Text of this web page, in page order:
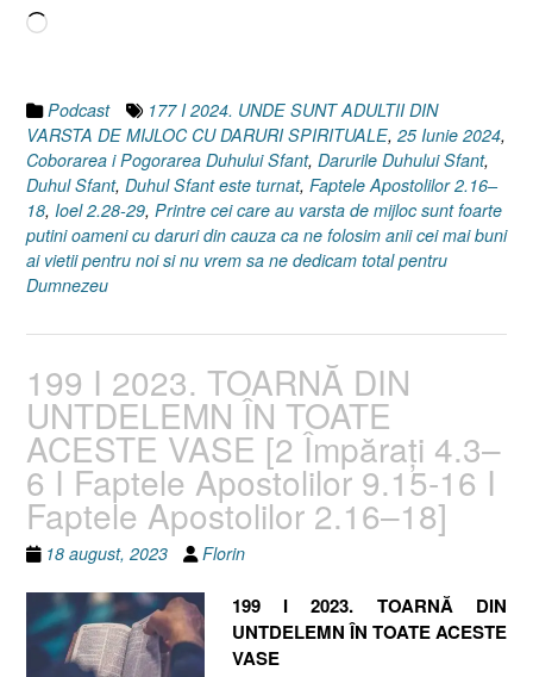
29]
25
Iunie
2024”
Încarc...
Podcast
177 I 2024. UNDE SUNT ADULTII DIN
VARSTA DE MIJLOC CU DARURI SPIRITUALE, 25 Iunie 2024,
Coborarea i Pogorarea Duhului Sfant, Darurile Duhului Sfant,
Duhul Sfant, Duhul Sfant este turnat, Faptele Apostolilor 2.16–
18, Ioel 2.28-29, Printre cei care au varsta de mijloc sunt foarte
putini oameni cu daruri din cauza ca ne folosim anii cei mai buni
ai vietii pentru noi si nu vrem sa ne dedicam total pentru
Dumnezeu
199 I 2023. TOARNĂ DIN
UNTDELEMN ÎN TOATE
ACESTE VASE [2 Împăraţi 4.3–
6 I Faptele Apostolilor 9.15-16 I
Faptele Apostolilor 2.16–18]
18 august, 2023 Florin
199 I 2023. TOARNĂ DIN
UNTDELEMN ÎN TOATE ACESTE
VASE